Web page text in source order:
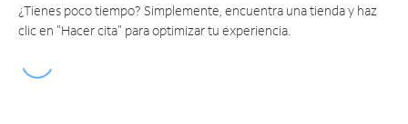
¿Tienes poco tiempo? Simplemente, encuentra una tienda y haz
clic en "Hacer cita" para optimizar tu experiencia.